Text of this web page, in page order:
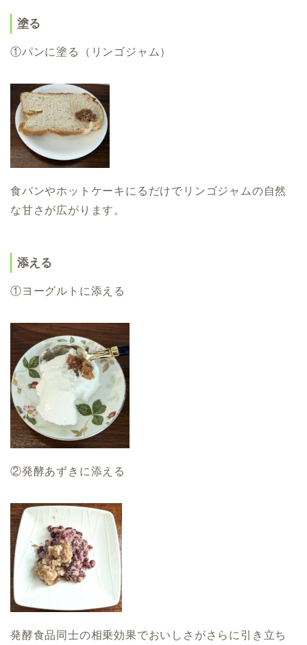
塗る
①パンに塗る（リンゴジャム）
食パンやホットケーキにるだけでリンゴジャムの自然
な甘さが広がります。
添える
①ヨーグルトに添える
②発酵あずきに添える
発酵食品同士の相乗効果でおいしさがさらに引き立ち